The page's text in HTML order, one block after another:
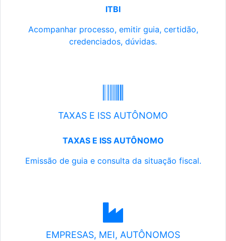
ITBI
Acompanhar processo, emitir guia, certidão,
credenciados, dúvidas.
TAXAS E ISS AUTÔNOMO
TAXAS E ISS AUTÔNOMO
Emissão de guia e consulta da situação fiscal.
EMPRESAS, MEI, AUTÔNOMOS